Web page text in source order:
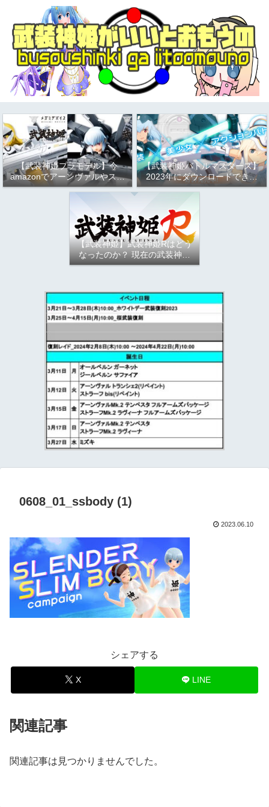
【武装神姫プラモデル】今
amazonでアーンヴァルやスト
ラーフがお得という話
【武装神姫バトルマスターズ】
2023年にダウンロードできる
か問題について
【武装神姫】武装神姫Rはどう
なったのか？ 現在の武装神姫
アーケード（バトコン）につい
0608_01_ssbody (1)
2023.06.10
シェアする
X LINE
関連記事
関連記事は見つかりませんでした。